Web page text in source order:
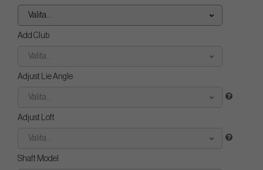
Valita...
Add Club
Valita...
Adjust Lie Angle
Valita...
Adjust Loft
Valita...
Shaft Model